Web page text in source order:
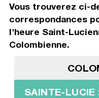
Vous trouverez ci-
correspondances
l'heure Saint-
Colombienne.
SAINTE-LUCIE